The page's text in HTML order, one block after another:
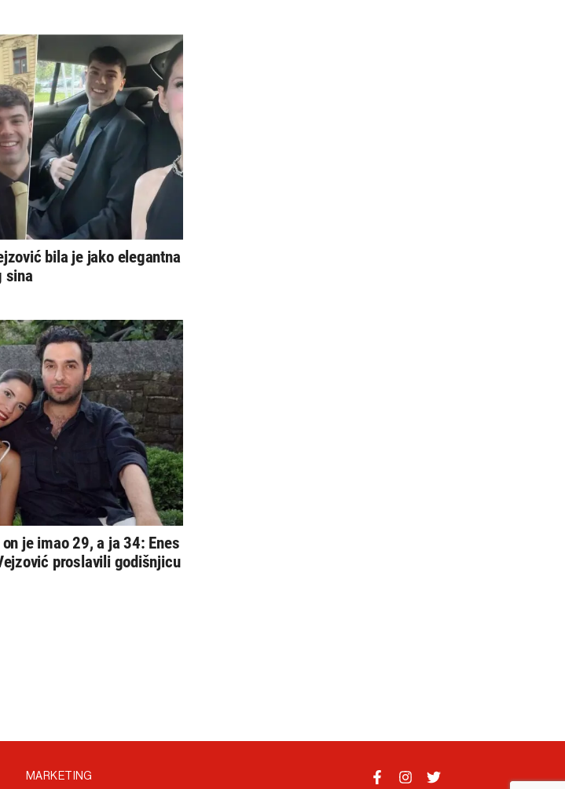
bila je jako elegantna
sina
je imao 29, a ja 34: Enes
proslavili godišnjicu
MARKETING